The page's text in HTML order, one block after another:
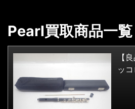
Pearl買取商品一覧
【
ッ